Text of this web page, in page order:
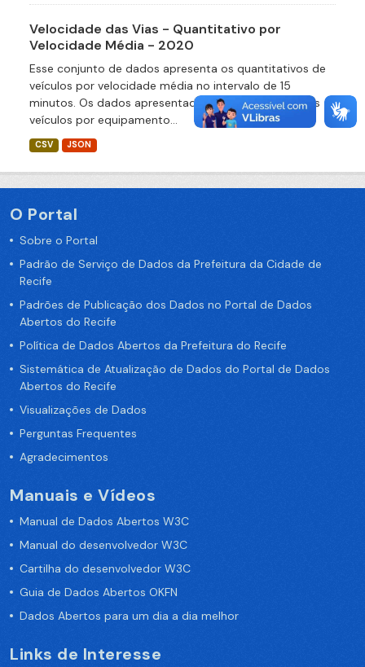
Velocidade das Vias - Quantitativo por
Velocidade Média - 2020
Esse conjunto de dados apresenta os quantitativos de
veículos por velocidade média no intervalo de 15
minutos. Os dados apresentados descrevem quantos
veículos por equipamento...
CSV JSON
O Portal
Sobre o Portal
Padrão de Serviço de Dados da Prefeitura da Cidade de
Recife
Padrões de Publicação dos Dados no Portal de Dados
Abertos do Recife
Política de Dados Abertos da Prefeitura do Recife
Sistemática de Atualização de Dados do Portal de Dados
Abertos do Recife
Visualizações de Dados
Perguntas Frequentes
Agradecimentos
Manuais e Vídeos
Manual de Dados Abertos W3C
Manual do desenvolvedor W3C
Cartilha do desenvolvedor W3C
Guia de Dados Abertos OKFN
Dados Abertos para um dia a dia melhor
Links de Interesse